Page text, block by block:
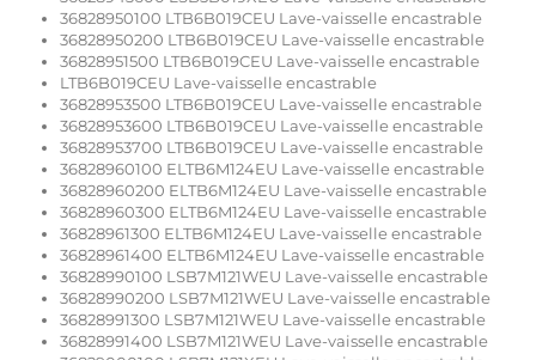
36828950100 LTB6B019CEU Lave-vaisselle encastrable
36828950200 LTB6B019CEU Lave-vaisselle encastrable
36828951500 LTB6B019CEU Lave-vaisselle encastrable
LTB6B019CEU Lave-vaisselle encastrable
36828953500 LTB6B019CEU Lave-vaisselle encastrable
36828953600 LTB6B019CEU Lave-vaisselle encastrable
36828953700 LTB6B019CEU Lave-vaisselle encastrable
36828960100 ELTB6M124EU Lave-vaisselle encastrable
36828960200 ELTB6M124EU Lave-vaisselle encastrable
36828960300 ELTB6M124EU Lave-vaisselle encastrable
36828961300 ELTB6M124EU Lave-vaisselle encastrable
36828961400 ELTB6M124EU Lave-vaisselle encastrable
36828990100 LSB7M121WEU Lave-vaisselle encastrable
36828990200 LSB7M121WEU Lave-vaisselle encastrable
36828991300 LSB7M121WEU Lave-vaisselle encastrable
36828991400 LSB7M121WEU Lave-vaisselle encastrable